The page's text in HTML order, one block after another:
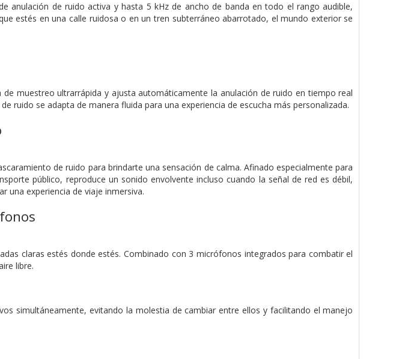
anulación de ruido activa y hasta 5 kHz de ancho de banda en todo el rango audible,
estés en una calle ruidosa o en un tren subterráneo abarrotado, el mundo exterior se
muestreo ultrarrápida y ajusta automáticamente la anulación de ruido en tiempo real
ruido se adapta de manera fluida para una experiencia de escucha más personalizada.
de ruido para brindarte una sensación de calma. Afinado especialmente para
público, reproduce un sonido envolvente incluso cuando la señal de red es débil,
una experiencia de viaje inmersiva.
claras estés donde estés. Combinado con 3 micrófonos integrados para combatir el
libre.
simultáneamente, evitando la molestia de cambiar entre ellos y facilitando el manejo